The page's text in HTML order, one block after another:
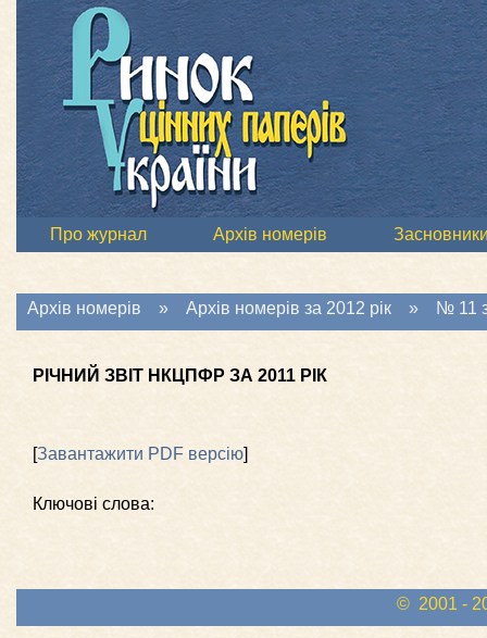
Про журнал Архів номерів
Архів номерів » Архів номерів за 2012 рік » № 11
РІЧНИЙ ЗВІТ НКЦПФР ЗА 2011 РІК
[Завантажити PDF версію]
Ключові слова:
© 2001 -